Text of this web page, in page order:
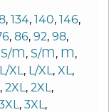
, 134, 140, 146,
, 86, 92, 98,
S/M, S/M, M,
L/XL, L/XL, XL,
, 2XL, 2XL,
, 3XL,